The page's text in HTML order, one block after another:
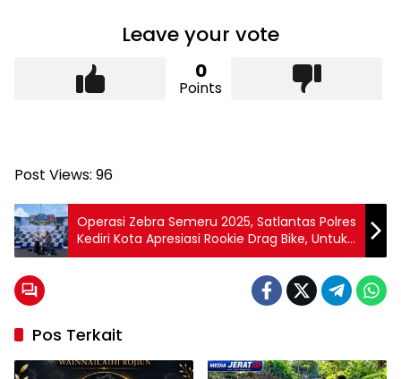
Leave your vote
0
Points
Post Views: 96
Operasi Zebra Semeru 2025, Satlantas Polres
Kediri Kota Apresiasi Rookie Drag Bike, Untuk
Kurangi Balap Liar
Pos Terkait